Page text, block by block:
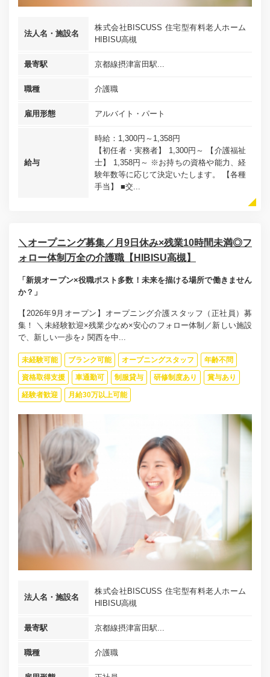
法人名・施設名
株式会社BISCUSS 住宅型有料老人ホーム
HIBISU高槻
最寄駅 京都線摂津富田駅...
職種 介護職
雇用形態 アルバイト・パート
給与
時給：1,300円～1,358円
【初任者・実務者】 1,300円～ 【介護福祉
士】 1,358円～ ※お持ちの資格や能力、経
験年数等に応じて決定いたします。 【各種
手当】 ■交...
＼オープニング募集／月9日休み×残業10時間未満◎フ
ォロー体制万全の介護職【HIBISU高槻】
「新規オープン×役職ポスト多数！未来を描ける場所で働きません
か？」
【2026年9月オープン】オープニング介護スタッフ（正社員）募
集！ ＼未経験歓迎×残業少なめ×安心のフォロー体制／新しい施設
で、新しい一歩を♪ 関西を中...
未経験可能 ブランク可能 オープニングスタッフ 年齢不問
資格取得支援 車通勤可 制服貸与 研修制度あり 賞与あり
経験者歓迎 月給30万以上可能
法人名・施設名
株式会社BISCUSS 住宅型有料老人ホーム
HIBISU高槻
最寄駅 京都線摂津富田駅...
職種 介護職